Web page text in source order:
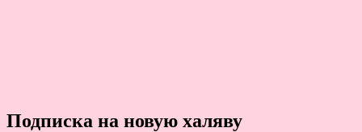
Подписка на новую халяву